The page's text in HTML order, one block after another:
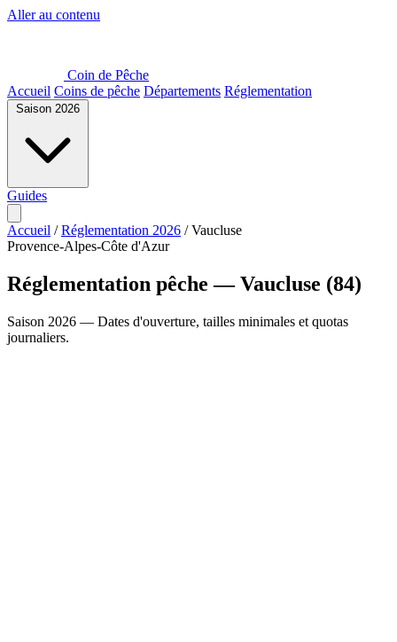
Aller au contenu
Coin de Pêche
Accueil Coins de pêche Départements Réglementation
Saison 2026
Guides
Accueil / Réglementation 2026 / Vaucluse
Provence-Alpes-Côte d'Azur
Réglementation pêche — Vaucluse (84)
Saison 2026 — Dates d'ouverture, tailles minimales et quotas
journaliers.